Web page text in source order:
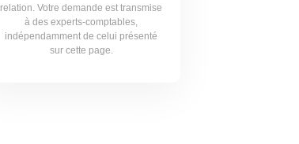
relation. Votre demande est transmise
à des experts-comptables,
indépendamment de celui présenté
sur cette page.